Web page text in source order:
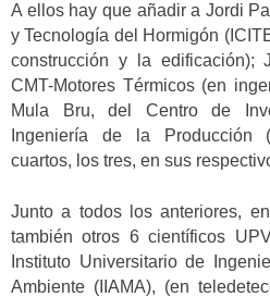
A ellos hay que añadir a Jordi
y Tecnología del Hormigón
construcción y la edificación);
CMT-Motores Térmicos (en
Mula Bru, del Centro de
Ingeniería de la Producción
cuartos, los tres, en sus
Junto a todos los anteriores,
también otros 6 científicos
Instituto Universitario de
Ambiente (IIAMA), (en